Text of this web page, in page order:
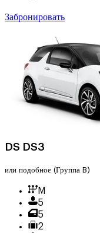
Забронировать
DS DS3
или подобное (Группа B)
M
5
5
2